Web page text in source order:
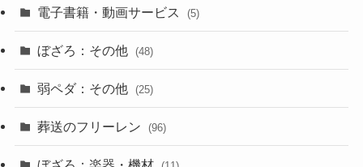
電子書籍・動画サービス (5)
ぼざろ：その他 (48)
弱ペダ：その他 (25)
葬送のフリーレン (96)